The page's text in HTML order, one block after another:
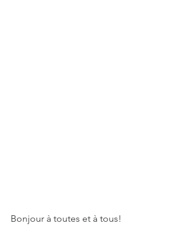
Bonjour à toutes et à tous!